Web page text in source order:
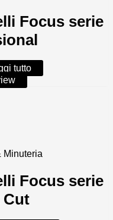
Focus serie
tutto
Minuteria
Focus serie
Cut